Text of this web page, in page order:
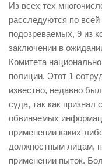
Из всех тех
расследуются по всей
подозреваемых, 9 из
заключении в
Комитета
полиции. Этот 1
известно, недавно
суда, так как
обвиняемых
применении каких-
должностным лицам,
применении пыток.